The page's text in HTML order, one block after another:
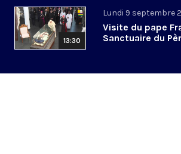
13:30
Lundi 9 septembre
Visite du pape
Sanctuaire du